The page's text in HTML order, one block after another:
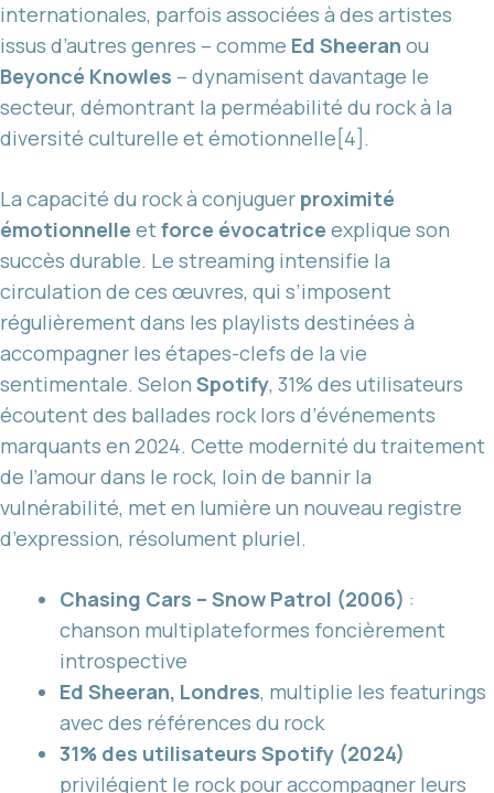
internationales, parfois associées à des artistes
issus d’autres genres – comme Ed Sheeran ou
Beyoncé Knowles – dynamisent davantage le
secteur, démontrant la perméabilité du rock à la
diversité culturelle et émotionnelle[4].
La capacité du rock à conjuguer proximité
émotionnelle etforce évocatrice explique son
succès durable. Le streaming intensifie la
circulation de ces œuvres, qui s’imposent
régulièrement dans les playlists destinées à
accompagner les étapes-clefs de la vie
sentimentale. Selon Spotify, 31% des utilisateurs
écoutent des ballades rock lors d’événements
marquants en 2024. Cette modernité du traitement
de l’amour dans le rock, loin de bannir la
vulnérabilité, met en lumière un nouveau registre
d’expression, résolument pluriel.
Chasing Cars – Snow Patrol (2006) :
chanson multiplateformes foncièrement
introspective
Ed Sheeran, Londres, multiplie les featurings
avec des références du rock
31% des utilisateurs Spotify (2024)
privilégient le rock pour accompagner leurs